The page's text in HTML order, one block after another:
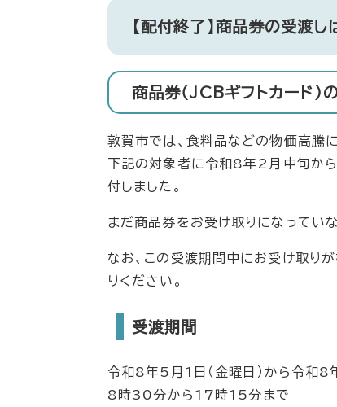
【配付終了】商品券の受渡
商品券（JCBギフトカード）
敦賀市では、食料品などの物価高騰
下記の対象者に令和8年2月中旬から3
付しました。
まだ商品券をお受け取りになってい
なお、この受渡期間中にお受け取り
りください。
受渡期間
令和8年5月1日（金曜日）から令和8
8時30分から17時15分まで